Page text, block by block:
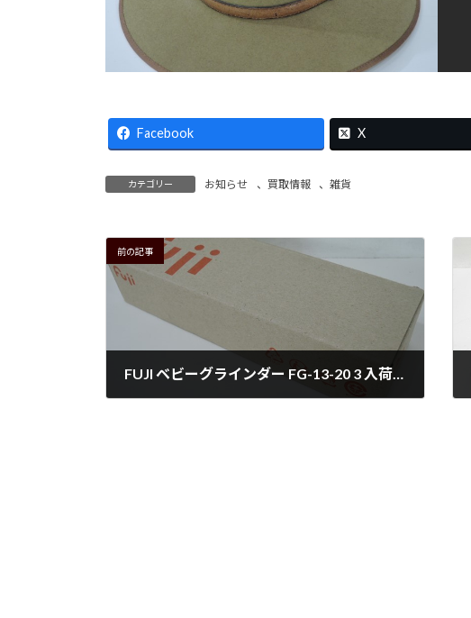
Facebook X
カテゴリー お知らせ 、 買取情報 、雑貨
前の記事
FUJI ベビーグラインダー FG-13-20 3 入荷！！